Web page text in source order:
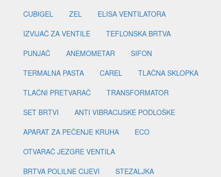
CUBIGEL
ZEL
ELISA VENTILATORA
IZVIJAČ ZA VENTILE
TEFLONSKA BRTVA
PUNJAČ
ANEMOMETAR
SIFON
TERMALNA PASTA
CAREL
TLAČNA SKLOPKA
TLAČNI PRETVARAČ
TRANSFORMATOR
SET BRTVI
ANTI VIBRACIJSKE PODLOŠKE
APARAT ZA PEČENJE KRUHA
ECO
OTVARAČ JEZGRE VENTILA
BRTVA POLILNE CIJEVI
STEZALJKA